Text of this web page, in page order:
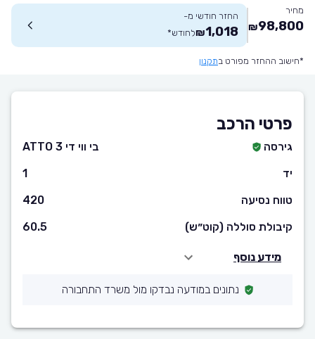
מחיר
98,800
₪
החזר חודשי מ-
1,018
₪לחודש*
*חישוב ההחזר מפורט בתקנון
פרטי הרכב
גירסה
בי ווי די ATTO 3
יד
1
טווח נסיעה
420
קיבולת סוללה (קוט״ש)
60.5
מידע נוסף
נתונים במודעה נבדקו מול משרד התחבורה